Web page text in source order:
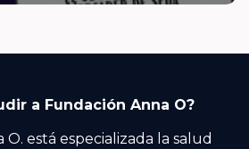
a Fundación Anna O?
O. está especializada la salud